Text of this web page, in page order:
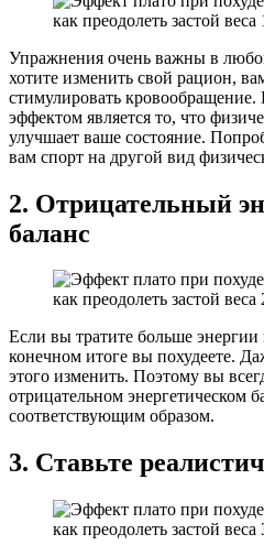
Упражнения очень важны в
хотите изменить свой рацион,
стимулировать
эффектом является то, что
улучшает ваше состояние.
вам спорт на другой вид
2. Отрицательный
баланс
Если вы тратите больше энергии
конечном итоге вы похудеете.
этого изменить. Поэтому вы
отрицательном энергетическом
соответствующим образом.
3. Ставьте